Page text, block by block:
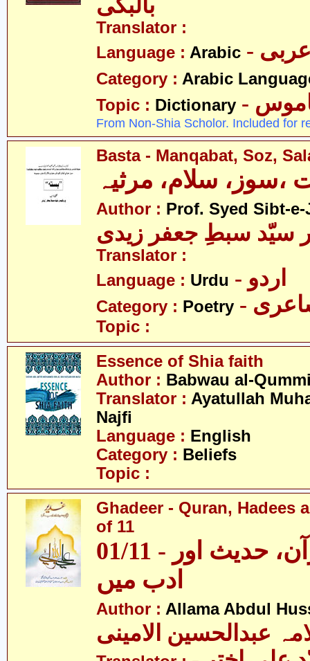
بالبکی
Translator :
Language : Arabic عربی
Category : Arabic
Topic : Dictionary
From Non-Shia Scholor. Included for
Basta - Manqabat, Soz,
،سوز، سلام، مرثیہ
Author : Prof. Syed Sibt-
سیّد سبطِ جعفر زیدی
Translator :
Language : Urdu - اردو
Category : Poetry
Topic :
Essence of Shia faith
Author : Babwau al-
Translator : Ayatullah
Najfi
Language : English
Category : Beliefs
Topic :
Ghadeer - Quran, Hadees
of 11
01/11 - غدیر - قرآن، حدیث اور
ادب میں
Author : Allama Abdul
عبدالحسین الامینی